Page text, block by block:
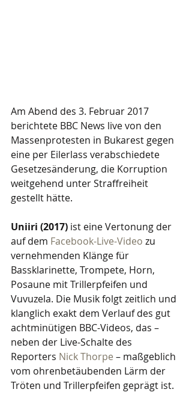
Am Abend des 3. Februar 2017
berichtete BBC News live von den
Massenprotesten in Bukarest gegen
eine per Eilerlass verabschiedete
Gesetzesänderung, die Korruption
weitgehend unter Straffreiheit
gestellt hätte.
Uniiri (2017) ist eine Vertonung der
auf dem Facebook-Live-Video zu
vernehmenden Klänge für
Bassklarinette, Trompete, Horn,
Posaune mit Trillerpfeifen und
Vuvuzela. Die Musik folgt zeitlich und
klanglich exakt dem Verlauf des gut
achtminütigen BBC-Videos, das –
neben der Live-Schalte des
Reporters Nick Thorpe – maßgeblich
vom ohrenbetäubenden Lärm der
Tröten und Trillerpfeifen geprägt ist.